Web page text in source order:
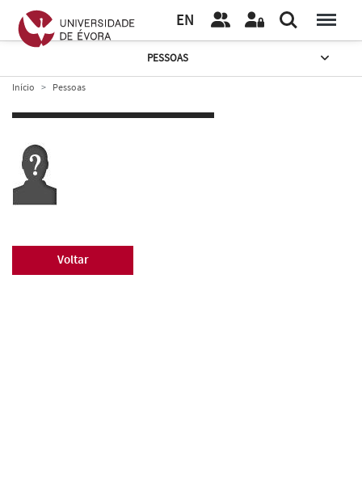
EN
PESSOAS
Início Pessoas
Voltar